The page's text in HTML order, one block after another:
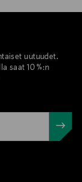
uutuudet.
saat 10 %:n